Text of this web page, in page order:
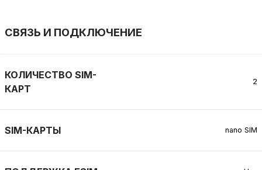
СВЯЗЬ И ПОДКЛЮЧЕНИЕ
КОЛИЧЕСТВО SIM-
КАРТ
2
SIM-КАРТЫ nano SIM